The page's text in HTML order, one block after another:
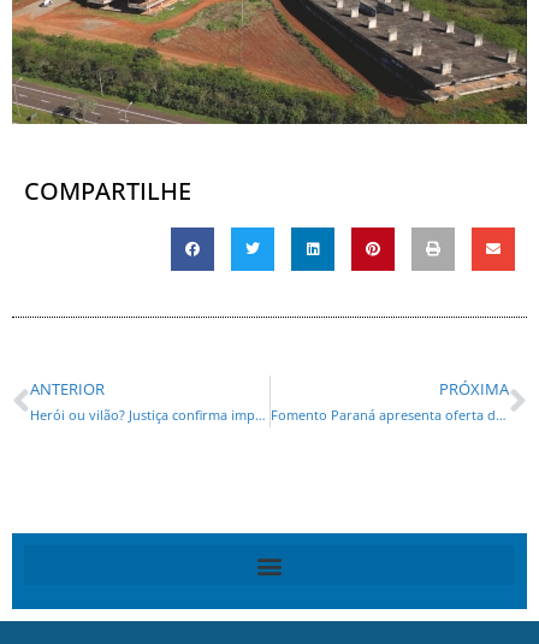
COMPARTILHE
ANTERIOR
Herói ou vilão? Justiça confirma imprudência de motorista que “salvou” 28 pessoas em acidente
PRÓXIMA
Fomento Paraná apresenta oferta de crédito para Paranaguá